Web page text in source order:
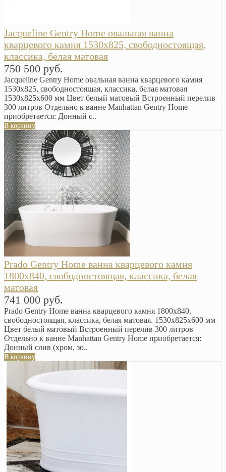
Jacqueline Gentry Home овальная ванна
кварцевого камня 1530x825, свободностоящая,
классика, белая матовая
750 500 руб.
Jacqueline Gentry Home овальная ванна кварцевого камня
1530x825, свободностоящая, классика, белая матовая
1530x825х600 мм Цвет белый матовый Встроенный перелив
300 литров Отдельно к ванне Manhattan Gentry Home
приобретается: Донный с..
В корзину
Prado Gentry Home ванна кварцевого камня
1800x840, свободностоящая, классика, белая
матовая
741 000 руб.
Prado Gentry Home ванна кварцевого камня 1800x840,
свободностоящая, классика, белая матовая. 1530x825х600 мм
Цвет белый матовый Встроенный перелив 300 литров
Отдельно к ванне Manhattan Gentry Home приобретается:
Донный слив (хром, зо..
В корзину